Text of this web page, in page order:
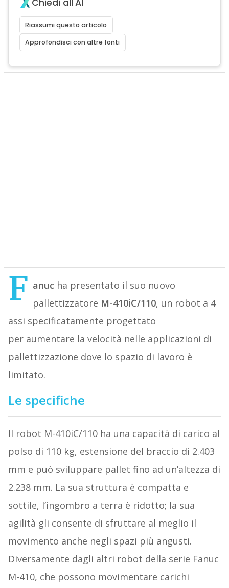
Chiedi all'AI
Riassumi questo articolo
Approfondisci con altre fonti
F anuc ha presentato il suo nuovo
pallettizzatore M-410iC/110, un robot a 4
assi specificatamente progettato
per aumentare la velocità nelle applicazioni di
pallettizzazione dove lo spazio di lavoro è
limitato.
Le specifiche
Il robot M-410iC/110 ha una capacità di carico al
polso di 110 kg, estensione del braccio di 2.403
mm e può sviluppare pallet fino ad un’altezza di
2.238 mm. La sua struttura è compatta e
sottile, l’ingombro a terra è ridotto; la sua
agilità gli consente di sfruttare al meglio il
movimento anche negli spazi più angusti.
Diversamente dagli altri robot della serie Fanuc
M-410, che possono movimentare carichi